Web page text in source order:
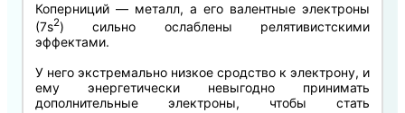
Коперниций — металл, а его валентные электроны
(7s2) сильно ослаблены релятивистскими
эффектами.
У него экстремально низкое сродство к электрону, и
ему энергетически невыгодно принимать
дополнительные электроны, чтобы стать